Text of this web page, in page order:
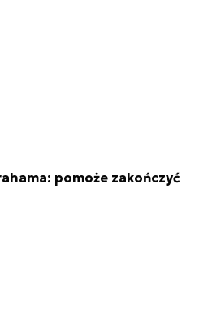
pomoże zakończyć